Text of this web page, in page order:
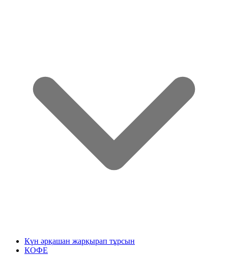
Күн әрқашан жарқырап тұрсын
КОФЕ